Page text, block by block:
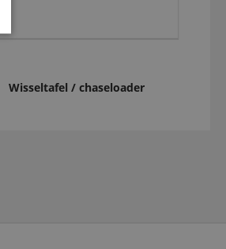
Wisseltafel / chaseloader